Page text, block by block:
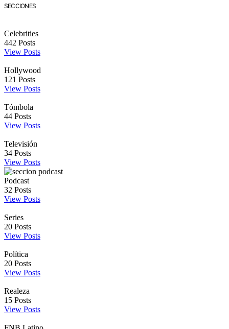
SECCIONES
Celebrities
442 Posts
View Posts
Hollywood
121 Posts
View Posts
Tómbola
44 Posts
View Posts
Televisión
34 Posts
View Posts
Podcast
32 Posts
View Posts
Series
20 Posts
View Posts
Política
20 Posts
View Posts
Realeza
15 Posts
View Posts